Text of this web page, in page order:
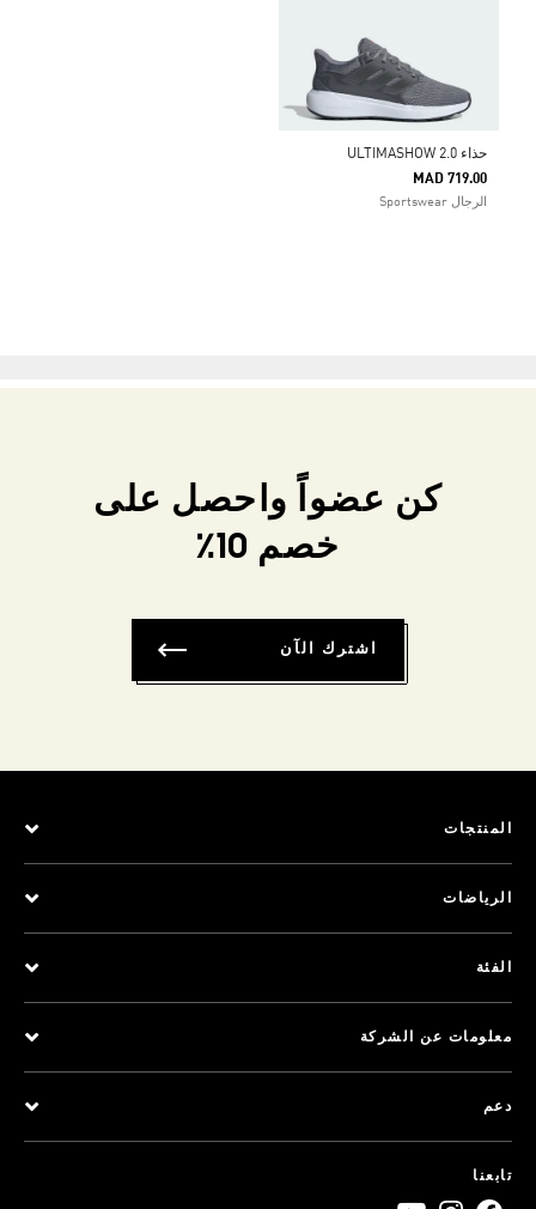
حذاء ULTIMASHOW 2.0
MAD 719.00
الرجال Sportswear
كن عضواً واحصل على
خصم 10٪
اشترك الآن
المنتجات
الرياضات
الفئة
معلومات عن الشركة
دعم
تابعنا